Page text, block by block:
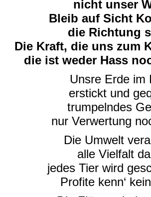
nicht unser
Bleib auf Sicht
die Richtung
Die Kraft, die uns zum
die ist weder Hass
Unsre Erde im
erstickt und
trumpelndes
nur Verwertung
Die Umwelt
alle Vielfalt
jedes Tier wird
Profite kenn‘